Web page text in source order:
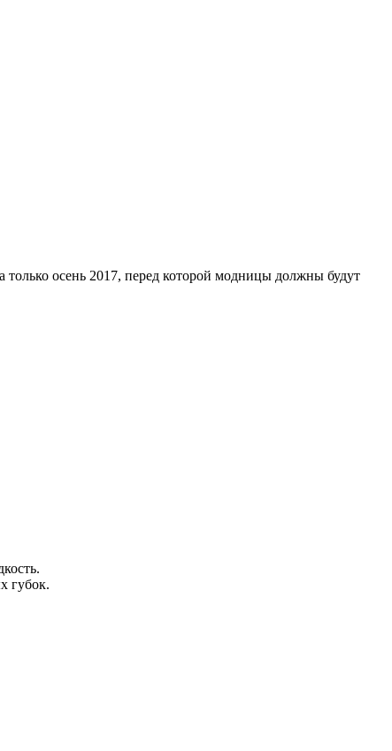
только осень 2017, перед которой модницы должны будут
губок.